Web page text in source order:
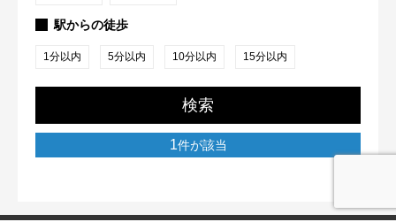
駅からの徒歩
1分以内 5分以内 10分以内 15分以内
検索
1件が該当